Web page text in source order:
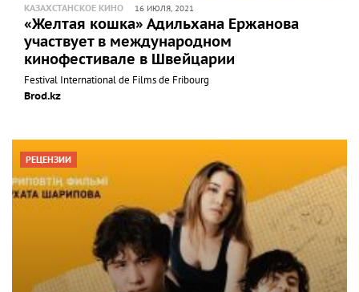
КАЗАХСТАНСКОЕ КИНО 16 ИЮЛЯ, 2021
«Желтая кошка» Адильхана Ержанова
участвует в международном
кинофестивале в Швейцарии
Festival International de Films de Fribourg
Brod.kz
РЕЦЕНЗИИ